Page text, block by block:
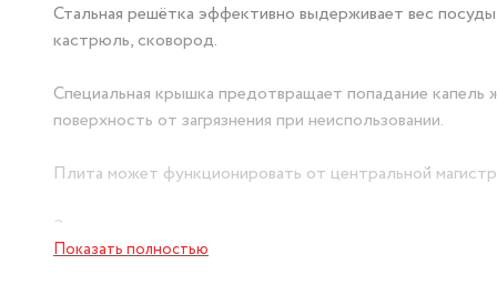
Стальная решётка эффективно выдерживает вес
кастрюль, сковород.
Специальная крышка предотвращает попадание
поверхность от загрязнения при неиспользовании.
Плита может функционировать от центральной
Защитная система при затухании пламени в горелке
Показать полностью